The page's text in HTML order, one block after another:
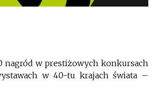
nagród w prestiżowych konkursach
w 40-tu krajach świata –